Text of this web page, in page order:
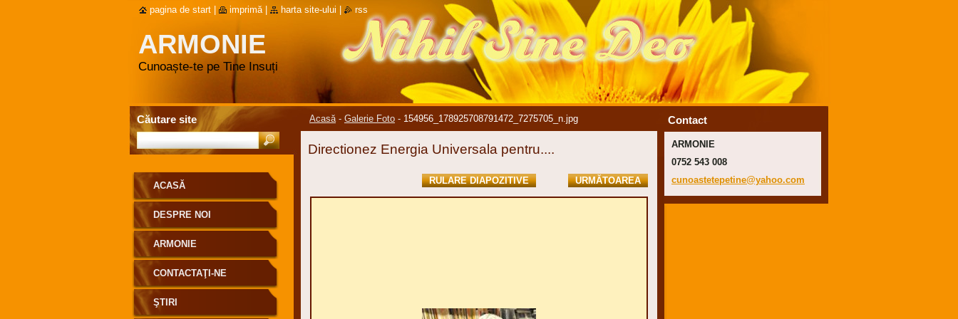
ARMONIE
Cunoaște-te pe Tine Insuți
Acasă - Galerie Foto - 154956_178925708791472_7275705_n.jpg
Directionez Energia Universala pentru....
RULARE DIAPOZITIVE URMĂTOAREA
ACASĂ
DESPRE NOI
ARMONIE
CONTACTAŢI-NE
ŞTIRI
Contact
ARMONIE
0752 543 008
cunoastetepetine@yahoo.com
Căutare site
pagina de start imprimă harta site-ului rss